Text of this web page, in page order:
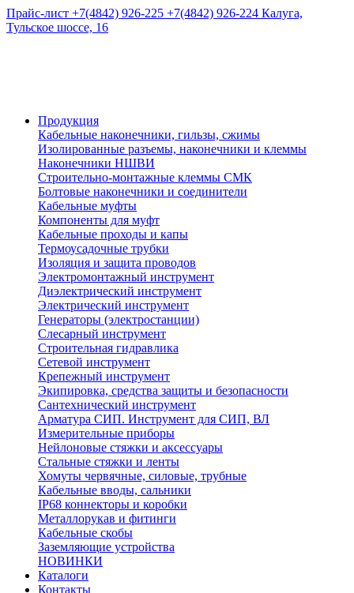
Прайс-лист +7(4842) 926-225 +7(4842) 926-224 Калуга,
Тульское шоссе, 16
Продукция
Кабельные наконечники, гильзы, сжимы
Изолированные разъемы, наконечники и клеммы
Наконечники НШВИ
Строительно-монтажные клеммы СМК
Болтовые наконечники и соединители
Кабельные муфты
Компоненты для муфт
Кабельные проходы и капы
Термоусадочные трубки
Изоляция и защита проводов
Электромонтажный инструмент
Диэлектрический инструмент
Электрический инструмент
Генераторы (электростанции)
Слесарный инструмент
Строительная гидравлика
Сетевой инструмент
Крепежный инструмент
Экипировка, средства защиты и безопасности
Сантехнический инструмент
Арматура СИП. Инструмент для СИП, ВЛ
Измерительные приборы
Нейлоновые стяжки и аксессуары
Стальные стяжки и ленты
Хомуты червячные, силовые, трубные
Кабельные вводы, сальники
IP68 коннекторы и коробки
Металлорукав и фитинги
Кабельные скобы
Заземляющие устройства
НОВИНКИ
Каталоги
Контакты